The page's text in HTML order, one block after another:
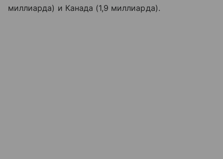
миллиарда) и Канада (1,9 миллиарда).